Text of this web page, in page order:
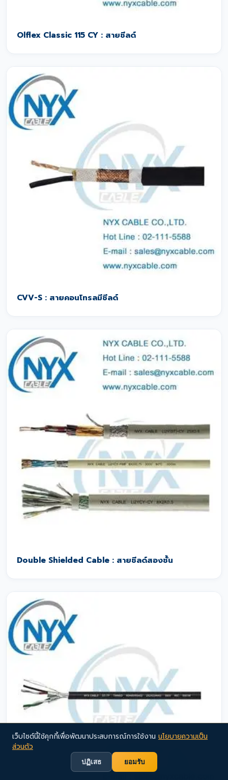
Olflex Classic 115 CY : สายชีลด์
CVV-S : สายคอนโทรลมีชีลด์
Double Shielded Cable : สายชีลด์สองชั้น
เว็บไซต์นี้ใช้คุกกี้เพื่อพัฒนาประสบการณ์การใช้งาน นโยบายความเป็น
ส่วนตัว
ปฏิเสธ ยอมรับ